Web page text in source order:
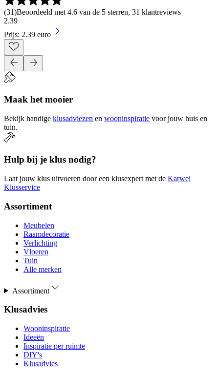
(31)Beoordeeld met 4.6 van de 5 sterren, 31 klantreviews
2.39
Prijs: 2.39 euro
Maak het mooier
Bekijk handige klusadviezen en wooninspiratie voor jouw huis en
tuin.
Hulp bij je klus nodig?
Laat jouw klus uitvoeren door een klusexpert met de Karwei
Klusservice
Assortiment
Meubelen
Raamdecoratie
Verlichting
Vloeren
Tuin
Alle merken
Assortiment
Klusadvies
Wooninspiratie
Ideeën
Inspiratie per ruimte
DIY's
Klusadvies